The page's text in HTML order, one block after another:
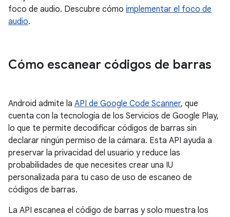
foco de audio. Descubre cómo implementar el foco de
audio.
Cómo escanear códigos de barras
Android admite la API de Google Code Scanner, que
cuenta con la tecnología de los Servicios de Google Play,
lo que te permite decodificar códigos de barras sin
declarar ningún permiso de la cámara. Esta API ayuda a
preservar la privacidad del usuario y reduce las
probabilidades de que necesites crear una IU
personalizada para tu caso de uso de escaneo de
códigos de barras.
La API escanea el código de barras y solo muestra los